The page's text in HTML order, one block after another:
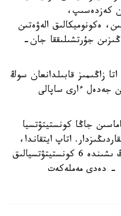
كەزدەسىپ،
ەكونوميكالىق الەۋەتىن
جۇرتشىلىققا جان-
زاڭىمىز قابىلدانعان سوڭ
جەدەل ءارى ساپالى
جاڭا كونستيتۋتسيا
اتاپ ايتقاندا،
پارلامەنت 9 زاڭ توپتاماسىن، سونىڭ ىشىندە 6 كونستيتۋتسيالىق
- دەدى مەملەكەت